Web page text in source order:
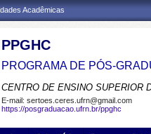
Acadêmicas
PPGHC
PROGRAMA DE PÓS-
CENTRO DE ENSINO SUPERIOR
E-mail: sertoes.ceres.ufrn@gmail.com
https://posgraduacao.ufrn.br/ppghc